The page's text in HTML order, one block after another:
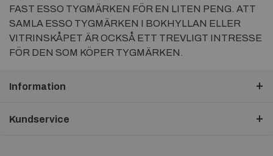
FAST ESSO TYGMÄRKEN FÖR EN LITEN PENG. ATT
SAMLA ESSO TYGMÄRKEN I BOKHYLLAN ELLER
VITRINSKÅPET ÄR OCKSÅ ETT TREVLIGT INTRESSE
FÖR DEN SOM KÖPER TYGMÄRKEN.
Information
Kundservice